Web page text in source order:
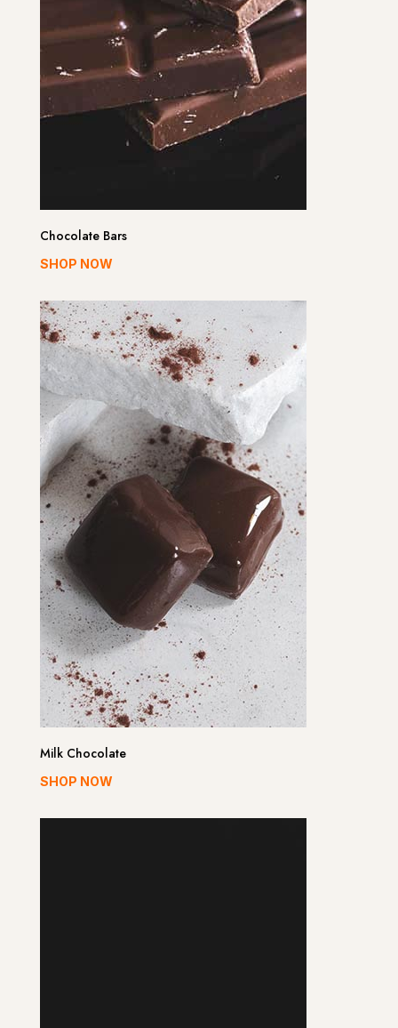
Chocolate Bars
SHOP NOW
Milk Chocolate
SHOP NOW